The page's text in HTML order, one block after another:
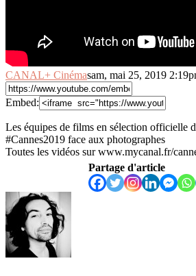
CANAL+ Cinémasam, mai 25, 2019
Embed:
Les équipes de films en sélection officielle
#Cannes2019 face aux photographes
Toutes les vidéos surwww.mycanal.fr/
Partage d'article